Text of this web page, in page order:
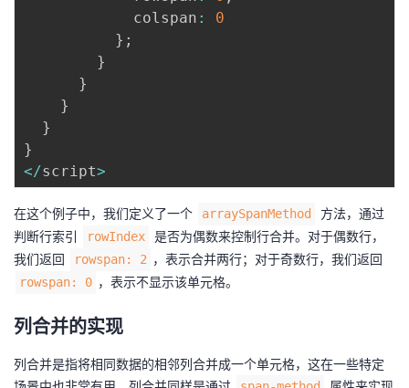
            colspan
:
0
} ;
}
}
}
}
}
</script>
在这个例子中，我们定义了一个 arraySpanMethod
方法，通过
判断行索引
rowIndex
是否为偶数来控制行合并。对于偶数行，
我们返回
rowspan: 2 ，表示合并两行；对于奇数行，我们返回
rowspan: 0 ，表示不显示该单元格。
列合并的实现
列合并是指将相同数据的相邻列合并成一个单元格，这在一些特定